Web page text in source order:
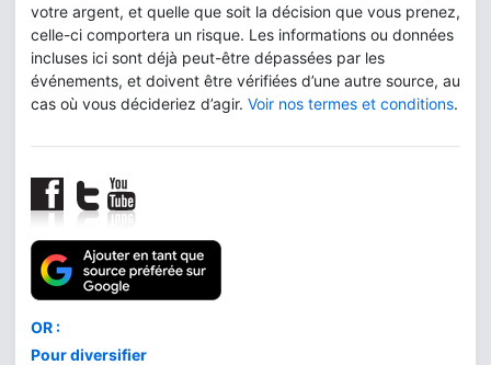
votre argent, et quelle que soit la décision que vous prenez,
celle-ci comportera un risque. Les informations ou données
incluses ici sont déjà peut-être dépassées par les
événements, et doivent être vérifiées d’une autre source, au
cas où vous décideriez d’agir. Voir nos termes et conditions.
Comment acheter